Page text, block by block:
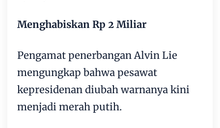
Menghabiskan Rp 2 Miliar
Pengamat penerbangan Alvin Lie
mengungkap bahwa pesawat
kepresidenan diubah warnanya kini
menjadi merah putih.